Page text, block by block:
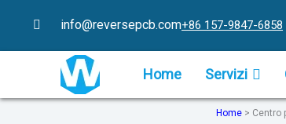
contenuto
info@reversepcb.com+86 157-9847-6858
Home Servizi
Home > Centro